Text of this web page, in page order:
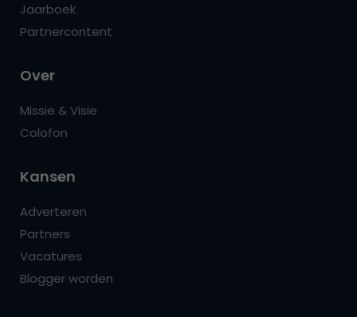
Jaarboek
Partnercontent
Over
Missie & Visie
Colofon
Kansen
Adverteren
Partners
Vacatures
Blogger worden